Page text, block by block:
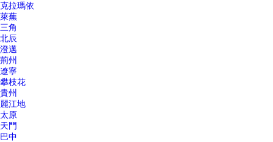
克拉瑪依
萊蕪
三角
北辰
澄邁
荊州
遼寧
攀枝花
貴州
麗江地
太原
天門
巴中